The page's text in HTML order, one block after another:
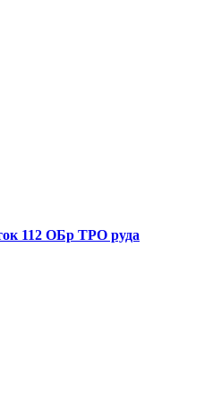
112 ОБр ТРО руда